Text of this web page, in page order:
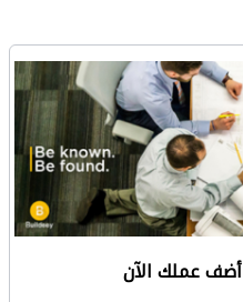
أضف عملك الآن